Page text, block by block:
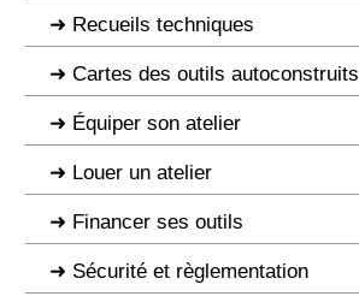
Recueils techniques
Cartes des outils autoconstruits
Équiper son atelier
Louer un atelier
Financer ses outils
Sécurité et règlementation